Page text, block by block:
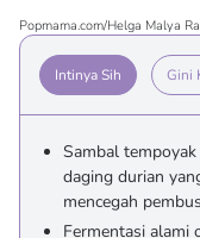
Popmama.com/Helga Malya
Intinya Sih Gini
Sambal
daging durian
mencegah
Fermentasi alami